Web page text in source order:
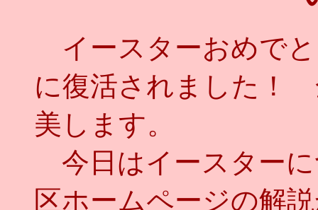
イースターおめで
に復活されました！
美します。
今日はイースター
区ホームページの解